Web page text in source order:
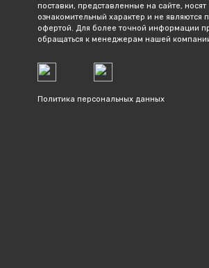
поставки, представленные на сайте, носят
ознакомительный характер и не являются
офертой. Для более точной информации
обращаться к менеджерам нашей
Политика персональных данных